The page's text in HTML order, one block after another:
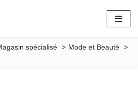
spécialisé
Mode et Beauté